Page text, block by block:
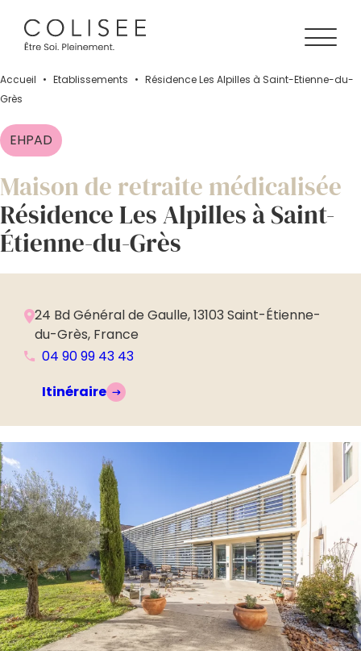
Accueil • Établissements • Résidence Les Alpilles à Saint-Étienne-du-
Grès
EHPAD
Maison de retraite médicalisée
Résidence Les Alpilles à Saint-
Étienne-du-Grès
24 Bd Général de Gaulle, 13103 Saint-Étienne-
du-Grès, France
04 90 99 43 43
Itinéraire